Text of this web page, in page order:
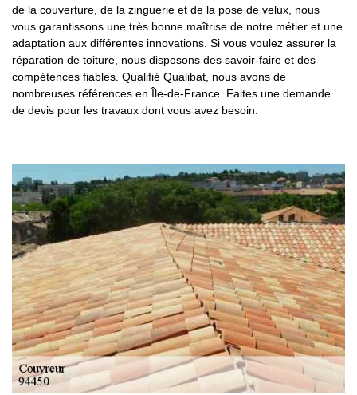
de la couverture, de la zinguerie et de la pose de velux, nous
vous garantissons une très bonne maîtrise de notre métier et une
adaptation aux différentes innovations. Si vous voulez assurer la
réparation de toiture, nous disposons des savoir-faire et des
compétences fiables. Qualifié Qualibat, nous avons de
nombreuses références en Île-de-France. Faites une demande
de devis pour les travaux dont vous avez besoin.